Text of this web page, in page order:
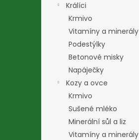
Králíci
Krmivo
Vitamíny a minerály
Podestýlky
Betonové misky
Napáječky
Kozy a ovce
Krmivo
Sušené mléko
Minerální sůl a liz
Vitamíny a minerály